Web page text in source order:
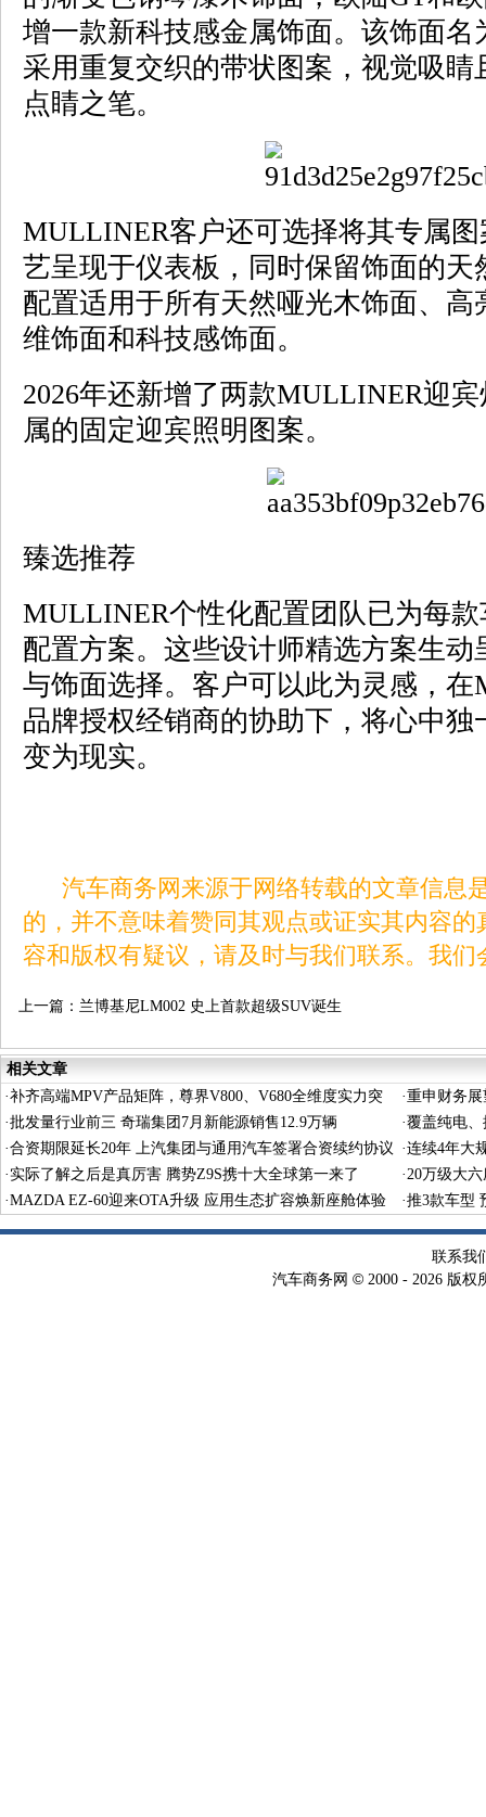
增一款新科技感金属饰面。该饰面名
采用重复交织的带状图案，视觉吸
点睛之笔。
MULLINER客户还可选择将其专属
艺呈现于仪表板，同时保留饰面的
配置适用于所有天然哑光木饰面、
维饰面和科技感饰面。
2026年还新增了两款MULLINER迎
属的固定迎宾照明图案。
臻选推荐
MULLINER个性化配置团队已为每
配置方案。这些设计师精选方案生
与饰面选择。客户可以此为灵感，
品牌授权经销商的协助下，将心中
变为现实。
汽车商务网来源于网络转载的文章信息
的，并不意味着赞同其观点或证实其内容
容和版权有疑议，请及时与我们联系。我
上一篇： 兰博基尼LM002 史上首款超级SUV诞生
相关文章
·补齐高端MPV产品矩阵，尊界V800、V680全维度实力突
围
·重申财务
·批发量行业前三 奇瑞集团7月新能源销售12.9万辆 ·覆盖纯电
·合资期限延长20年 上汽集团与通用汽车签署合资续约协议 ·连续4年大
·实际了解之后是真厉害 腾势Z9S携十大全球第一来了 ·20万级大
·MAZDA EZ-60迎来OTA升级 应用生态扩容焕新座舱体验 ·推3款车型
联系我
汽车商务网 © 2000 - 2026 版权